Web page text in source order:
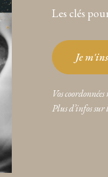
Les clés
Je
Vos
Plus d’infos